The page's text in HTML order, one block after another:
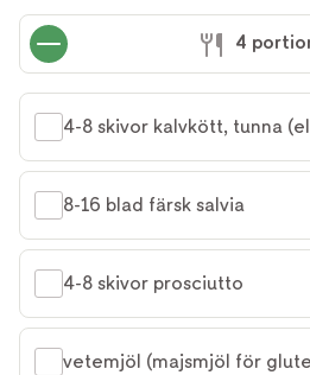
4
4-8 skivor kalvkött, tunna
8-16 blad färsk salvia
4-8 skivor prosciutto
vetemjöl (majsmjöl för